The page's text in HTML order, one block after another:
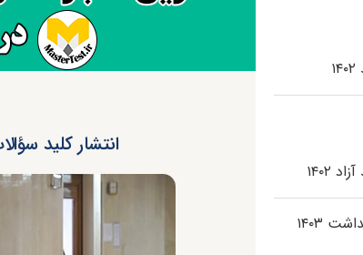
انتشار کلید
۱۴۰۳